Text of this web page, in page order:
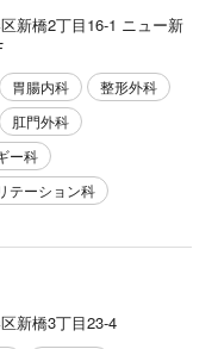
新橋2丁目16-1 ニュー新
胃腸内科
整形外科
肛門外科
ー科
テーション科
新橋3丁目23-4